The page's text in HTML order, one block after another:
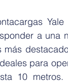
a una
más
para
10